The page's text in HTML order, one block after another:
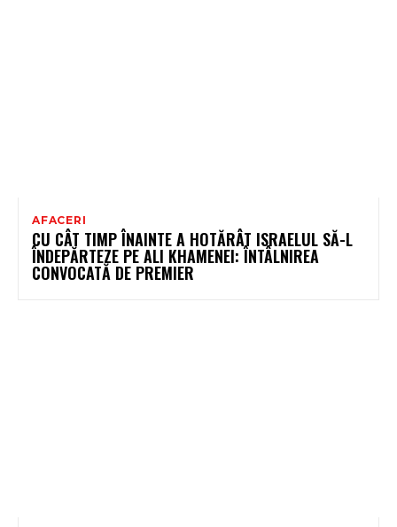
AFACERI
CU CÂT TIMP ÎNAINTE A HOTĂRÂT ISRAELUL SĂ-L
ÎNDEPĂRTEZE PE ALI KHAMENEI: ÎNTÂLNIREA
CONVOCATĂ DE PREMIER